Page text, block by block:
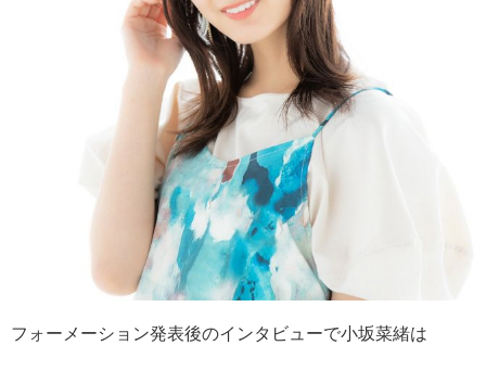
フォーメーション発表後のインタビューで小坂菜緒は